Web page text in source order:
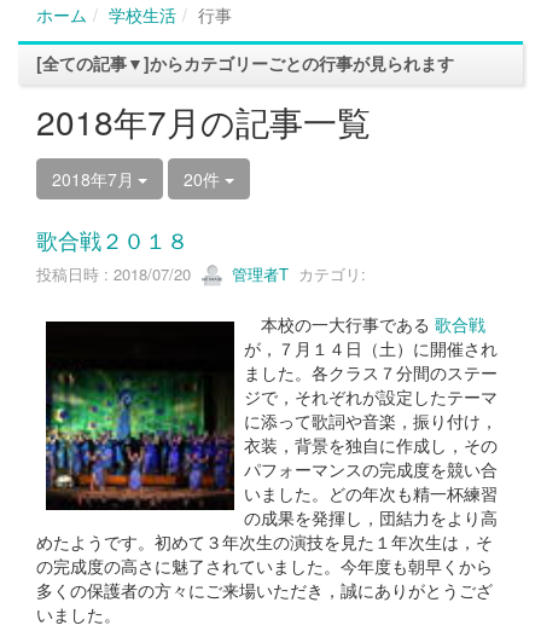
ホーム 学校生活
行事
[全ての記事▼]からカテゴリーごとの行事が見られます
2018年7月の記事一覧
2018年7月 20件
歌合戦２０１８
投稿日時 : 2018/07/20 管理者T カテゴリ:
本校の一大行事である 歌合戦
が，７月１４日（土）に開催され
ました。各クラス７分間のステー
ジで，それぞれが設定したテーマ
に添って歌詞や音楽，振り付け，
衣装，背景を独自に作成し，その
パフォーマンスの完成度を競い合
いました。どの年次も精一杯練習
の成果を発揮し，団結力をより高
めたようです。初めて３年次生の演技を見た１年次生は，そ
の完成度の高さに魅了されていました。今年度も朝早くから
多くの保護者の方々にご来場いただき，誠にありがとうござ
いました。